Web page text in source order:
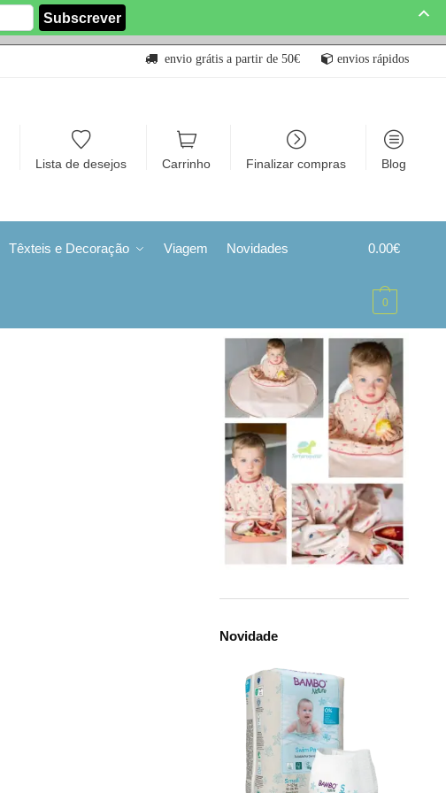
envio grátis a partir de 50€ envios rápidos
Lista de desejos Carrinho Finalizar compras Blog
Têxteis e Decoração Viagem Novidades 0.00€
0
Novidade